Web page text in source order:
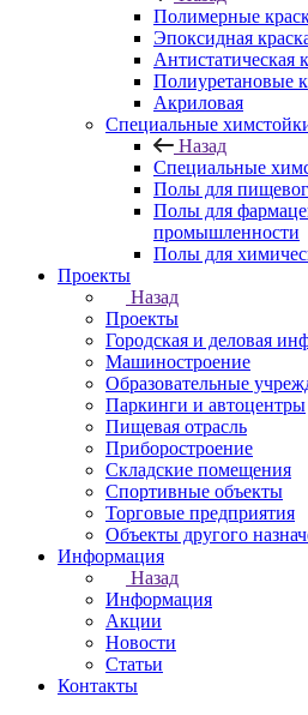
Полимерные
Эпоксидная
Антистатическая
Полиуретановые
Акриловая
Специальные
Назад
Специальные
Полы для
Полы для
промышленности
Полы для
Проекты
Назад
Проекты
Городская и деловая
Машиностроение
Образовательные
Паркинги и автоцентры
Пищевая отрасль
Приборостроение
Складские помещения
Спортивные объекты
Торговые предприятия
Объекты другого
Информация
Назад
Информация
Акции
Новости
Статьи
Контакты